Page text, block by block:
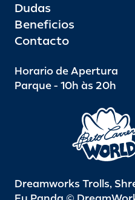
Dudas
Beneficios
Contacto
Horario de Apertura
Parque - 10h às 20h
Dreamworks Trolls,